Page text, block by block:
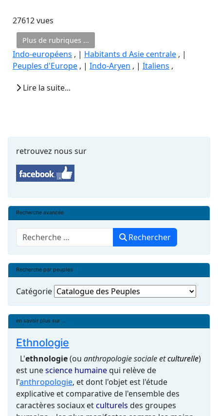
27612 vues
Plus de rubriques ...
Indo-européens , | Habitants d Asie centrale , |
Peuples d'Europe , | Indo-Aryen , | Italiens ,
Lire la suite...
retrouvez nous sur
Recherche avancée
Rechercher Rechercher
Recherche par peuples
Catégorie
en savoir plus sur ...
Ethnologie
L'ethnologie(ou anthropologie sociale etculturelle)
est unescience humainequi relève de
l'anthropologie, et dont l'objet est l'étude
explicative et comparative de l'ensemble des
caractères sociaux etculturels des groupes